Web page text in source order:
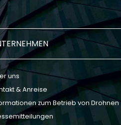
uns
& Anreise
zum Betrieb von Drohnen